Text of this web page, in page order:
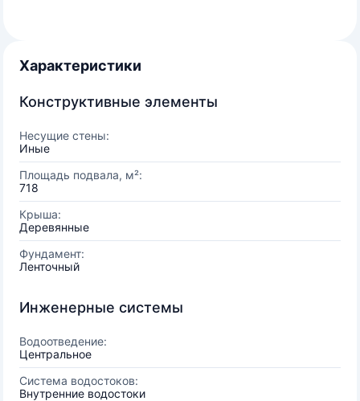
Характеристики
Конструктивные элементы
Несущие стены:
Иные
Площадь подвала, м²:
718
Крыша:
Деревянные
Фундамент:
Ленточный
Инженерные системы
Водоотведение:
Центральное
Система водостоков:
Внутренние водостоки